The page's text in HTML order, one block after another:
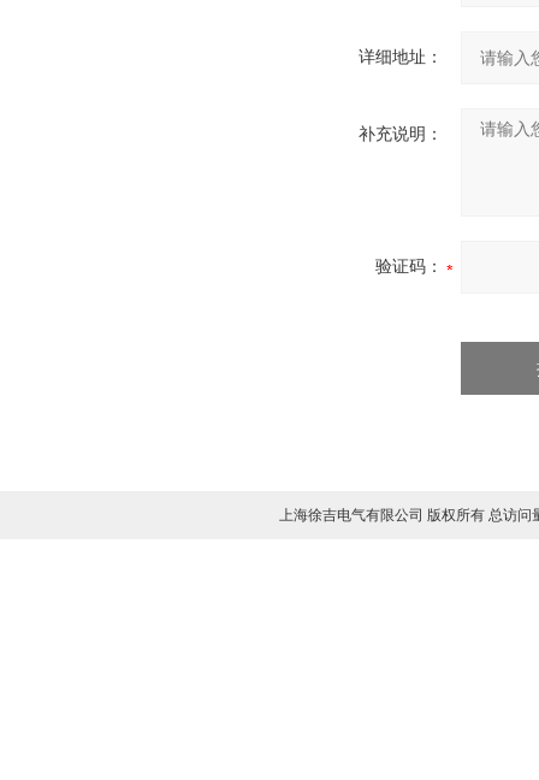
详细地址：
补充说明：
验证码：
上海徐吉电气有限公司 版权所有 总访问